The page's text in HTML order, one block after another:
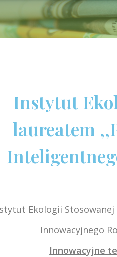
Instytut
laureatem
Ekologii
Innowacyjnego
Innowacyjne